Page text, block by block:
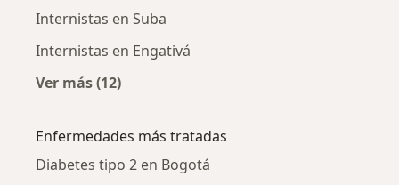
Internistas en Suba
Internistas en Engativá
Ver más (12)
Enfermedades más tratadas
Diabetes tipo 2 en Bogotá